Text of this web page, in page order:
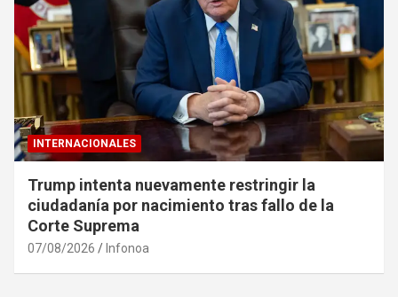
INTERNACIONALES
Trump intenta nuevamente restringir la
ciudadanía por nacimiento tras fallo de la
Corte Suprema
07/08/2026 Infonoa